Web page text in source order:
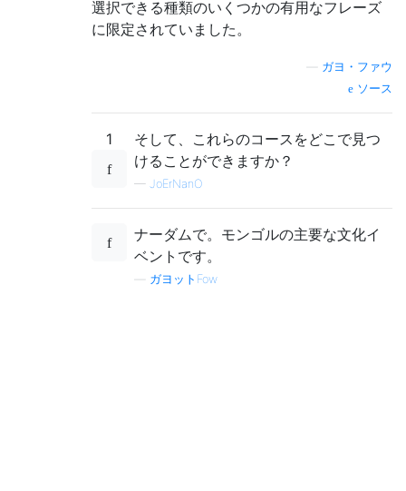
選択できる種類のいくつかの有用なフレーズ
に限定されていました。
ガヨ・ファウ
ソース
1
そして、これらのコースをどこで見つ
けることができますか？
— JoErNanO
ナーダムで。モンゴルの主要な文化イ
ベントです。
ガヨットFow